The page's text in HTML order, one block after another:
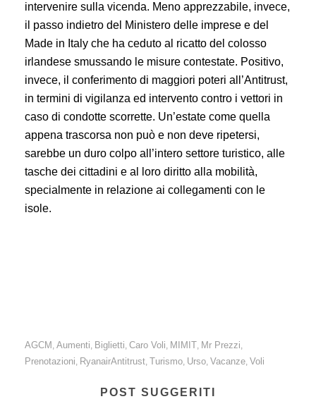
intervenire sulla vicenda. Meno apprezzabile, invece,
il passo indietro del Ministero delle imprese e del
Made in Italy che ha ceduto al ricatto del colosso
irlandese smussando le misure contestate. Positivo,
invece, il conferimento di maggiori poteri all’Antitrust,
in termini di vigilanza ed intervento contro i vettori in
caso di condotte scorrette. Un’estate come quella
appena trascorsa non può e non deve ripetersi,
sarebbe un duro colpo all’intero settore turistico, alle
tasche dei cittadini e al loro diritto alla mobilità,
specialmente in relazione ai collegamenti con le
isole.
AGCM , Aumenti, Biglietti, Caro Voli, MIMIT, Mr Prezzi,
Prenotazioni, RyanairAntitrust, Turismo, Urso, Vacanze, Voli
POST SUGGERITI